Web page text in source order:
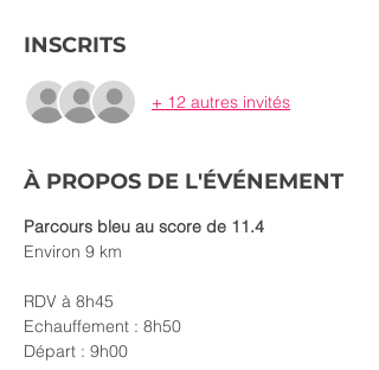
INSCRITS
+ 12 autres invités
À PROPOS DE L'ÉVÉNEMENT
Parcours bleu au score de 11.4
Environ 9 km
RDV à 8h45
Echauffement : 8h50
Départ : 9h00